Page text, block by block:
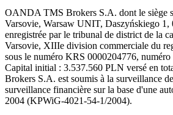
OANDA TMS Brokers S.A. dont le siège
Varsovie, Warsaw UNIT, Daszyńskiego 1,
enregistrée par le tribunal de district de la
Varsovie, XIIIe division commerciale du
sous le numéro KRS 0000204776,
Capital initial : 3.537.560 PLN versé en
Brokers S.A. est soumis à la surveillance
surveillance financière sur la base d'une
2004 (KPWiG-4021-54-1/2004).